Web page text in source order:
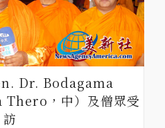
Dr. Bodagama
，中）及僧眾受
訪